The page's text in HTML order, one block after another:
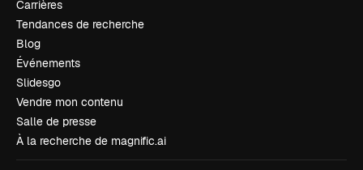
Carrières
Tendances de recherche
Blog
Événements
Slidesgo
Vendre mon contenu
Salle de presse
À la recherche de magnific.ai